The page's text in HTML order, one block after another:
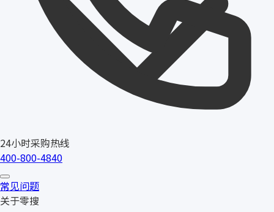
24小时采购热线
400-800-4840
常见问题
关于零搜